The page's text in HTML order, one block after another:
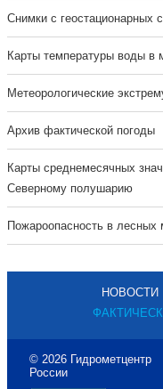
Cнимки с геостационарных
Карты температуры воды в
Метеорологические
Архив фактической погоды
Карты среднемесячных
Северному полушарию
Пожароопасность в лесных
НОВОСТИ
© 2026 Гидрометцентр
России